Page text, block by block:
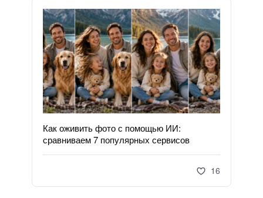
Как оживить фото с помощью ИИ:
сравниваем 7 популярных сервисов
16